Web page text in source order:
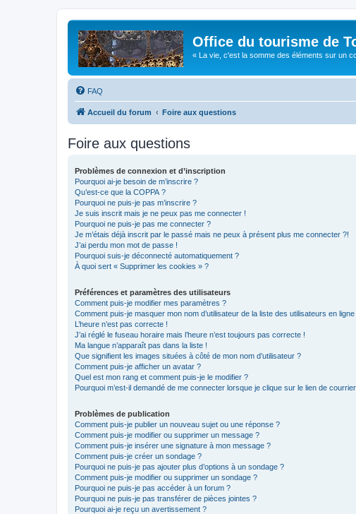
Office du tourisme de
« La vie, c'est la somme des éléments sur un
FAQ
Accueil du forum Foire aux questions
Foire aux questions
Problèmes de connexion et d’inscription
Pourquoi ai-je besoin de m’inscrire ?
Qu’est-ce que la COPPA ?
Pourquoi ne puis-je pas m’inscrire ?
Je suis inscrit mais je ne peux pas me connecter !
Pourquoi ne puis-je pas me connecter ?
Je m’étais déjà inscrit par le passé mais ne peux à présent plus me connecter ?!
J’ai perdu mon mot de passe !
Pourquoi suis-je déconnecté automatiquement ?
À quoi sert « Supprimer les cookies » ?
Préférences et paramètres des utilisateurs
Comment puis-je modifier mes paramètres ?
Comment puis-je masquer mon nom d’utilisateur de la liste des utilisateurs en ligne
L’heure n’est pas correcte !
J’ai réglé le fuseau horaire mais l’heure n’est toujours pas correcte !
Ma langue n’apparaît pas dans la liste !
Que signifient les images situées à côté de mon nom d’utilisateur ?
Comment puis-je afficher un avatar ?
Quel est mon rang et comment puis-je le modifier ?
Pourquoi m’est-il demandé de me connecter lorsque je clique sur le lien de
Problèmes de publication
Comment puis-je publier un nouveau sujet ou une réponse ?
Comment puis-je modifier ou supprimer un message ?
Comment puis-je insérer une signature à mon message ?
Comment puis-je créer un sondage ?
Pourquoi ne puis-je pas ajouter plus d’options à un sondage ?
Comment puis-je modifier ou supprimer un sondage ?
Pourquoi ne puis-je pas accéder à un forum ?
Pourquoi ne puis-je pas transférer de pièces jointes ?
Pourquoi ai-je reçu un avertissement ?